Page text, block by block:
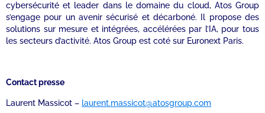
cybersécurité et leader dans le domaine du cloud, Atos Group
s’engage pour un avenir sécurisé et décarboné. Il propose des
solutions sur mesure et intégrées, accélérées par l’IA, pour tous
les secteurs d’activité. Atos Group est coté sur Euronext Paris.
Contact presse
Laurent Massicot – laurent.massicot@atosgroup.com